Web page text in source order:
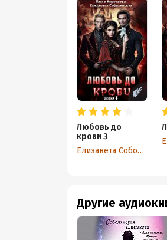
Любовь до
крови 3
Елизавета Соболянская
Другие